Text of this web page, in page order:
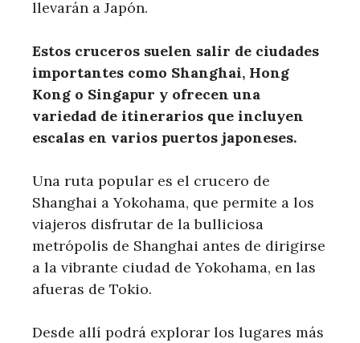
llevarán a Japón.
Estos cruceros suelen salir de ciudades
importantes como Shanghai, Hong
Kong o Singapur y ofrecen una
variedad de itinerarios que incluyen
escalas en varios puertos japoneses.
Una ruta popular es el crucero de
Shanghai a Yokohama, que permite a los
viajeros disfrutar de la bulliciosa
metrópolis de Shanghai antes de dirigirse
a la vibrante ciudad de Yokohama, en las
afueras de Tokio.
Desde allí podrá explorar los lugares más